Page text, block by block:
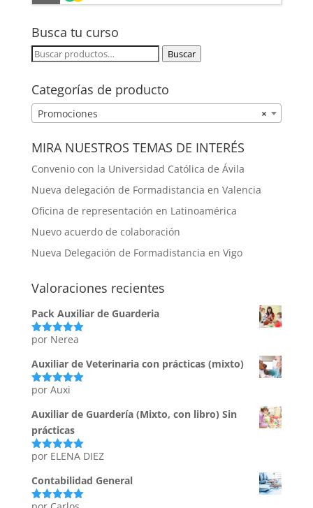
Busca tu curso
Buscar
Buscar
Categorías de producto
×
Promociones
MIRA NUESTROS TEMAS DE INTERÉS
Convenio con la Universidad Católica de Ávila
Nueva delegación de Formadistancia en Valencia
Oficina de representación en Latinoamérica
Nuevo acuerdo de colaboración
Nueva Delegación de Formadistancia en Vigo
Valoraciones recientes
Pack Auxiliar de Guarderia
Valorado
por Nerea
Auxiliar de Veterinaria con prácticas (mixto)
Valorado
por Auxi
Auxiliar de Guardería (Mixto, con libro) Sin
prácticas
Valorado
por ELENA DIEZ
Contabilidad General